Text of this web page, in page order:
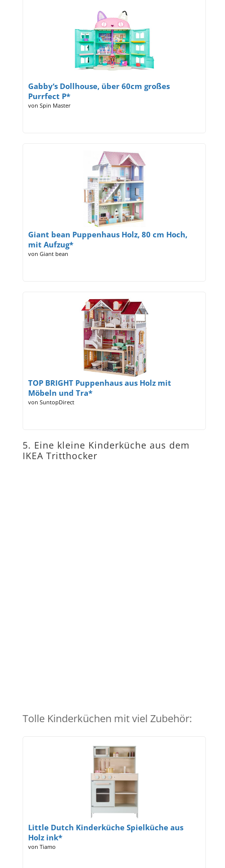
Gabby‘s Dollhouse, über 60cm großes
Purrfect P*
von Spin Master
Giant bean Puppenhaus Holz, 80 cm Hoch,
mit Aufzug*
von Giant bean
TOP BRIGHT Puppenhaus aus Holz mit
Möbeln und Tra*
von SuntopDirect
5. Eine kleine Kinderküche aus dem
IKEA Tritthocker
Tolle Kinderküchen mit viel Zubehör:
Little Dutch Kinderküche Spielküche aus
Holz ink*
von Tiamo